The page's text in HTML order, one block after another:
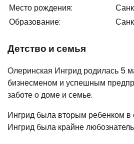
Место рождения:
Образование:
Детство и семья
Олеринская Ингрид родилась 5
бизнесменом и успешным
заботе о доме и семье.
Ингрид была вторым ребенком в
Ингрид была крайне